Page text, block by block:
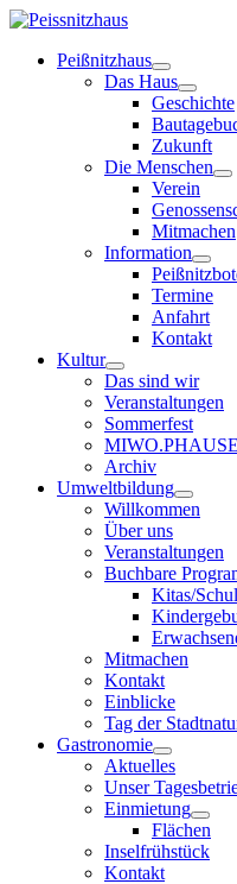
Peißnitzhaus
Das Haus
Geschichte
Zukunft
Die Menschen
Verein
Mitmachen
Information
Termine
Anfahrt
Kontakt
Kultur
Das sind wir
Veranstaltungen
Sommerfest
MIWO.PHAUSE
Archiv
Umweltbildung
Willkommen
Über uns
Veranstaltungen
Buchbare
Kitas/
Mitmachen
Kontakt
Einblicke
Tag der
Gastronomie
Aktuelles
Unser
Einmietung
Flächen
Inselfrühstück
Kontakt